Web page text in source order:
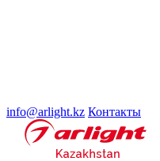
info@arlight.kz Контакты